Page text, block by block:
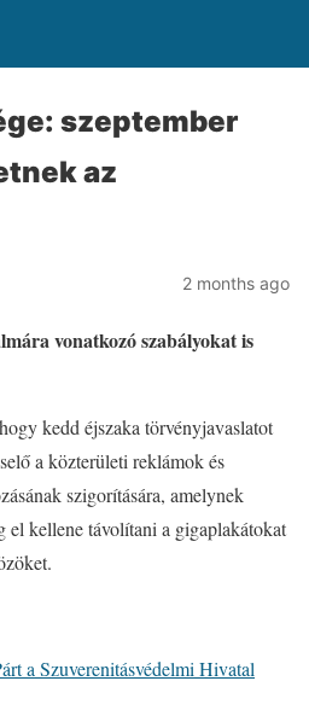
szeptember
az
2 months ago
vonatkozó szabályokat is
hogy kedd éjszaka törvényjavaslatot
a közterületi reklámok és
szigorítására, amelynek
el kellene távolítani a gigaplakátokat
a Szuverenitásvédelmi Hivatal